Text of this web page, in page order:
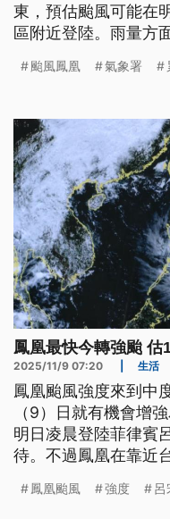
東，預估颱風可能在
區附近登陸。雨量方
颱風鳳凰 氣象署
鳳凰最快今轉強颱 估
2025/11/9 07:20 生活
鳳凰颱風強度來到中
（9）日就有機會增
明日凌晨登陸菲律賓
待。不過鳳凰在靠近
有可能是鳳凰登陸的
鳳凰颱風 強度 呂